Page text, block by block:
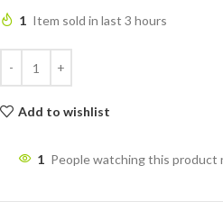
1 Item sold in last 3 hours
Add to wishlist
1 People watching this product